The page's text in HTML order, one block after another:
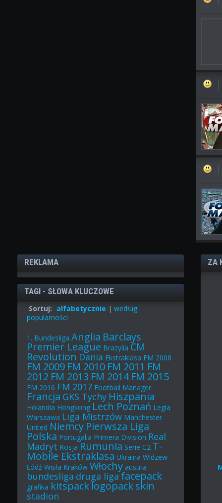
REKLAMA
TAGI - SŁOWA KLUCZOWE
Sortuj: alfabetycznie |według
popularności
1. Bundesliga Anglia Barclays
Premier League Brazylia CM
Revolution Dania Ekstraklasa FM 2008
FM 2009 FM 2010 FM 2011 FM
2012 FM 2013 FM 2014 FM 2015
FM 2016 FM 2017 Football Manager
Francja GKS Tychy Hiszpania
Holandia Hongkong Lech Poznań Legia
Warszawa Liga Mistrzów Manchester
United Niemcy Pierwsza Liga
Polska Portugalia Primera Division Real
Madryt Rosja Rumunia Serie C2 T-
Mobile Ekstraklasa Ukraina Widzew
Łódź Wisła Kraków Włochy austria
bundesliga druga ligafacepack
grafika kitspacklogopackskin
stadion
ZA